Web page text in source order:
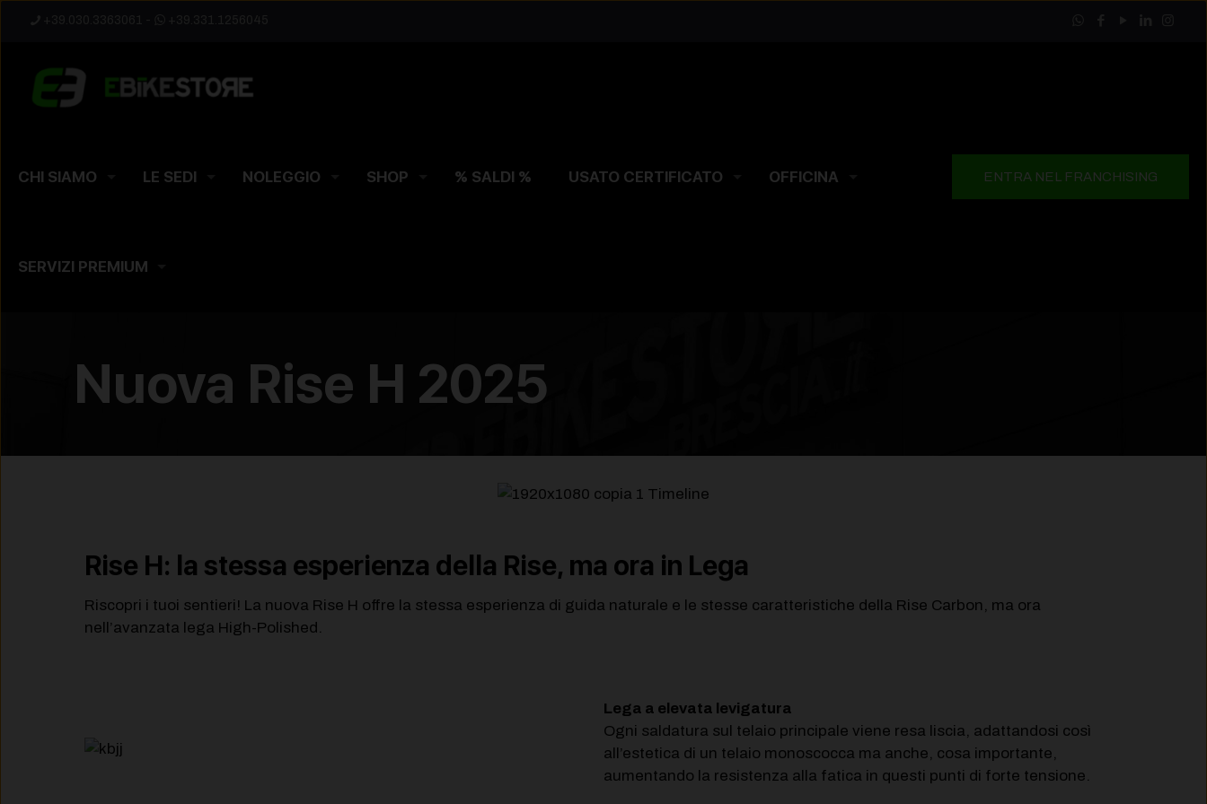
CHI SIAMO LE SEDI NOLEGGIO SHOP % SALDI % USATO CERTIFICATO OFFICINA
SERVIZI PREMIUM
ENTRA NEL FRANCHISING
Nuova Rise H 2025
Rise H: la stessa esperienza della Rise, ma ora in Lega
Riscopri i tuoi sentieri! La nuova Rise H offre la stessa esperienza di guida naturale e le stesse caratteristiche della Rise Carbon, ma ora
nell’avanzata lega High-Polished.
Lega a elevata levigatura
Ogni saldatura sul telaio principale viene resa liscia, adattandosi così
all’estetica di un telaio monoscocca ma anche, cosa importante,
aumentando la resistenza alla fatica in questi punti di forte tensione.